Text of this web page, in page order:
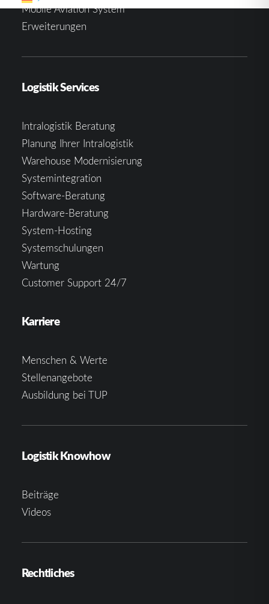
Mobile Aviation System
Erweiterungen
Logistik Services
Intralogistik Beratung
Planung Ihrer Intralogistik
Warehouse Modernisierung
Systemintegration
Software-Beratung
Hardware-Beratung
System-Hosting
Systemschulungen
Wartung
Customer Support 24/7
Karriere
Menschen & Werte
Stellenangebote
Ausbildung bei TUP
Logistik Knowhow
Beiträge
Videos
Rechtliches